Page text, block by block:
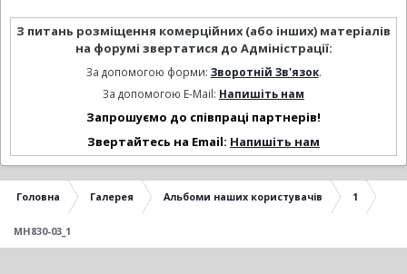
З питань розміщення комерційних (або інших) матеріалів
на форумі звертатися до Адміністрації:
За допомогою форми: Зворотній Зв'язок.
За допомогою E-Mail: Напишіть нам
Запрошуємо до співпраці партнерів!
Звертайтесь на Email: Напишіть нам
Головна Галерея Альбоми наших користувачів 1
MH830-03_1